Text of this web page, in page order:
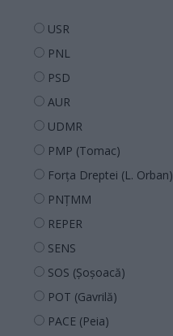
USR
PNL
PSD
AUR
UDMR
PMP (Tomac)
Forța Dreptei (L. Orban)
PNȚMM
REPER
SENS
SOS (Șoșoacă)
POT (Gavrilă)
PACE (Peia)